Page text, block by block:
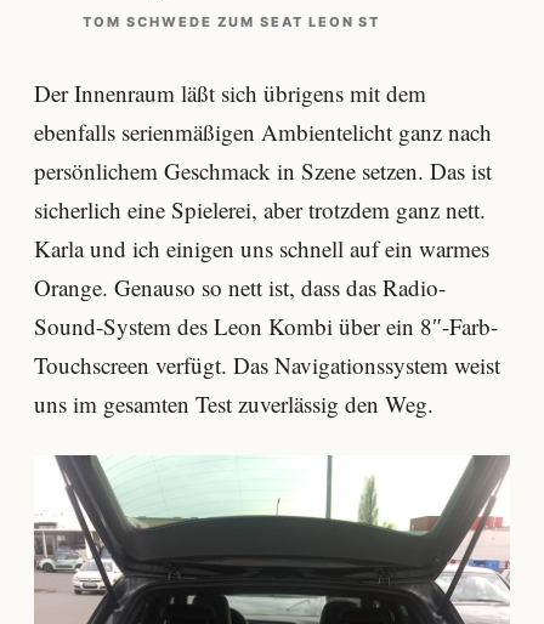
TOM SCHWEDE ZUM SEAT LEON ST
Der Innenraum läßt sich übrigens mit dem
ebenfalls serienmäßigen Ambientelicht ganz nach
persönlichem Geschmack in Szene setzen. Das ist
sicherlich eine Spielerei, aber trotzdem ganz nett.
Karla und ich einigen uns schnell auf ein warmes
Orange. Genauso so nett ist, dass das Radio-
Sound-System des Leon Kombi über ein 8″-Farb-
Touchscreen verfügt. Das Navigationssystem weist
uns im gesamten Test zuverlässig den Weg.